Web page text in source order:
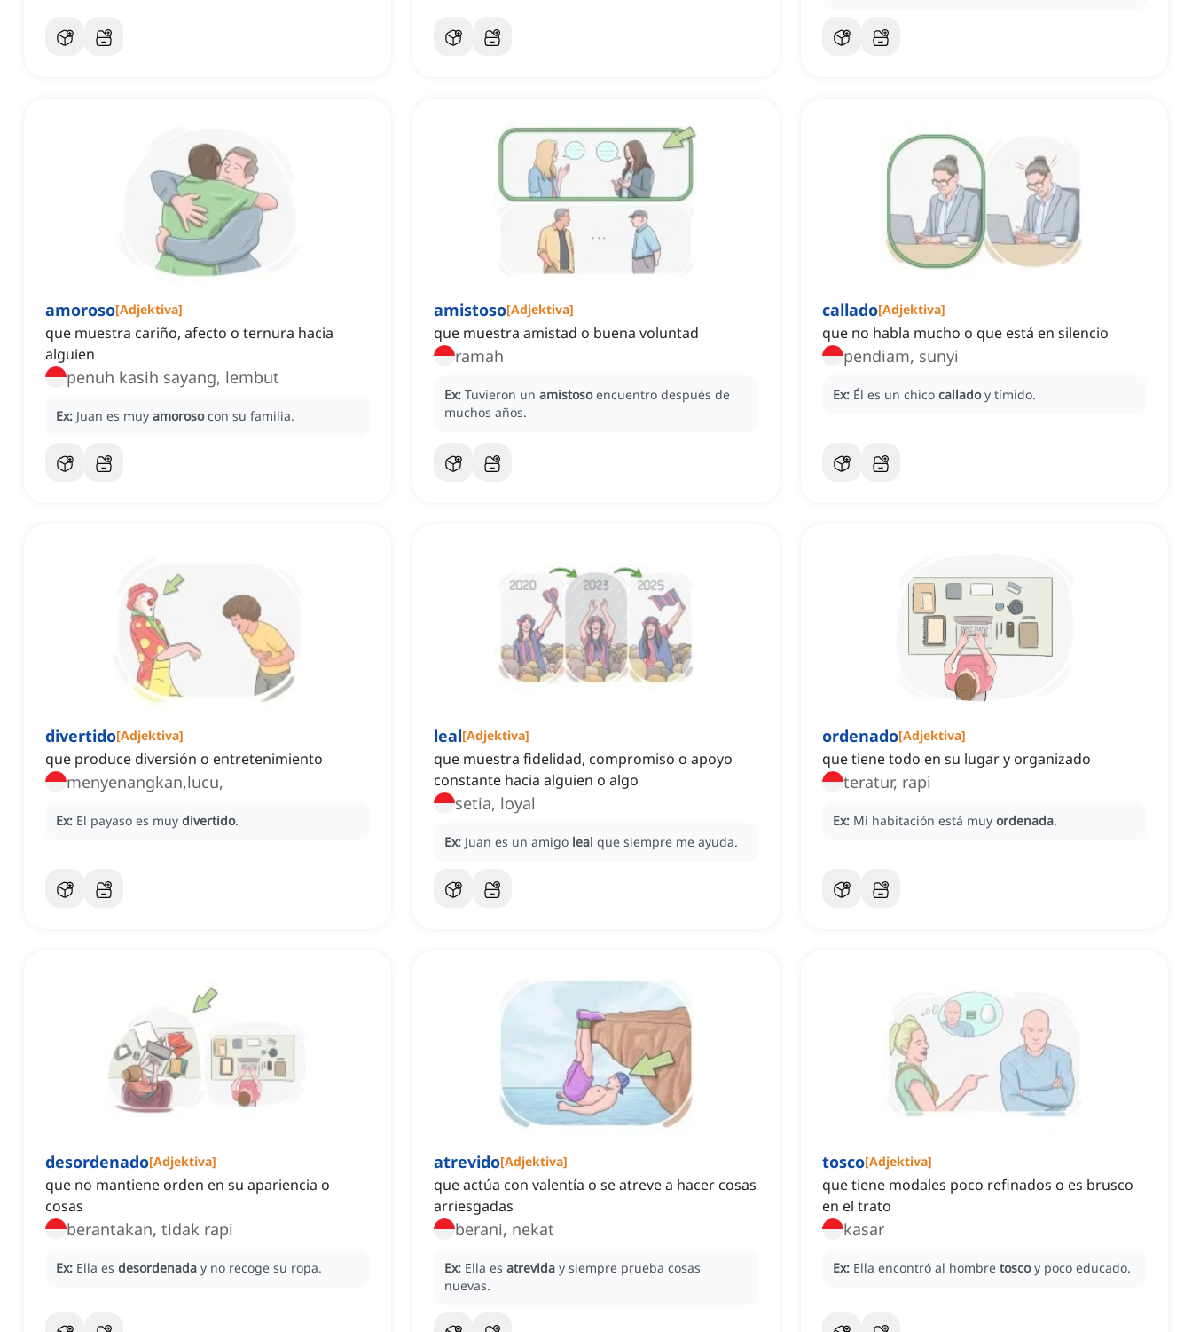
amoroso[Adjektiva]
que muestra cariño, afecto o ternura hacia
alguien
penuh kasih sayang, lembut
Ex: Juan es muy amoroso con su familia.
amistoso[Adjektiva]
que muestra amistad o buena voluntad
ramah
Ex: Tuvieron un amistoso encuentro después de
muchos años.
callado[Adjektiva]
que no habla mucho o que está en silencio
pendiam, sunyi
Ex: Él es un chico callado y tímido.
divertido[Adjektiva]
que produce diversión o entretenimiento
menyenangkan,lucu, ‌
Ex: El payaso es muy divertido.
leal[Adjektiva]
que muestra fidelidad, compromiso o apoyo
constante hacia alguien o algo
setia, loyal
Ex: Juan es un amigo leal que siempre me ayuda.
ordenado[Adjektiva]
que tiene todo en su lugar y organizado
teratur, rapi
Ex: Mi habitación está muy ordenada.
desordenado[Adjektiva]
que no mantiene orden en su apariencia o
cosas
berantakan, tidak rapi
Ex: Ella es desordenada y no recoge su ropa.
atrevido[Adjektiva]
que actúa con valentía o se atreve a hacer cosas
arriesgadas
berani, nekat
Ex: Ella es atrevida y siempre prueba cosas
nuevas.
tosco[Adjektiva]
que tiene modales poco refinados o es brusco
en el trato
kasar
Ex: Ella encontró al hombre tosco y poco educado.